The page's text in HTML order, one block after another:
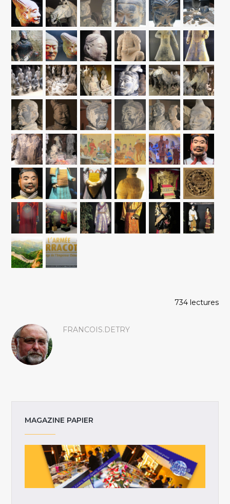
734 lectures
FRANCOIS.DETRY
MAGAZINE PAPIER